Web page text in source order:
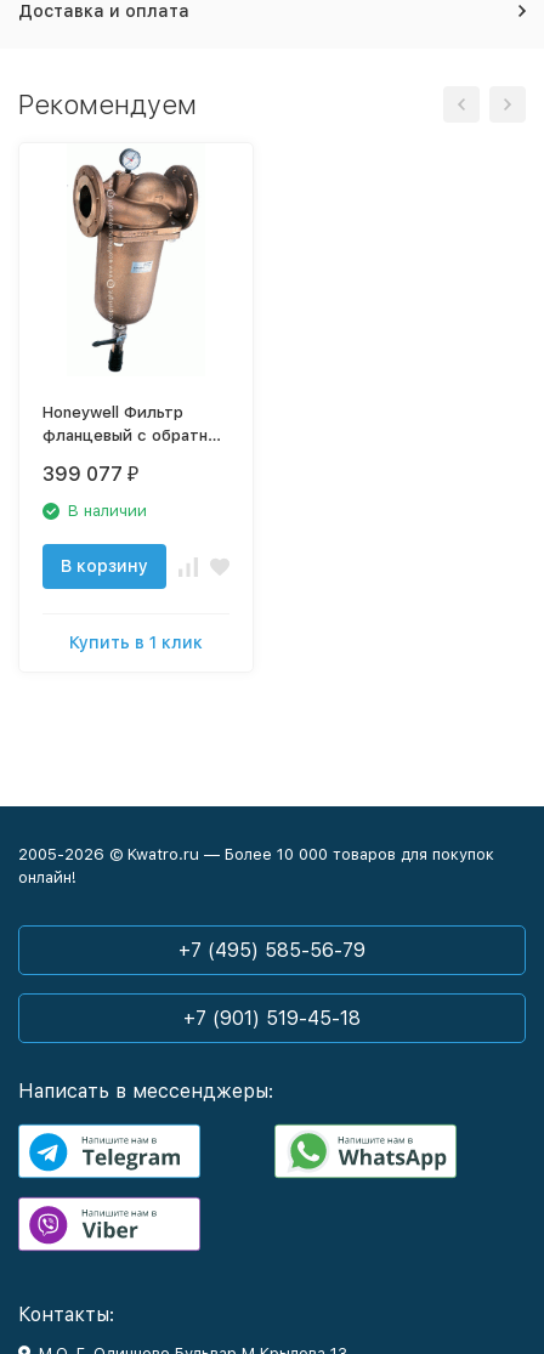
Доставка и оплата
Рекомендуем
Honeywell Фильтр
фланцевый с обратной
сетка 20 мкм, арт.
F76S-100FB
399 077 ₽
В наличии
В корзину
Купить в 1 клик
2005-2026 © Kwatro.ru — Более 10 000 товаров для покупок
онлайн!
+7 (495) 585-56-79
+7 (901) 519-45-18
Написать в мессенджеры:
Контакты: